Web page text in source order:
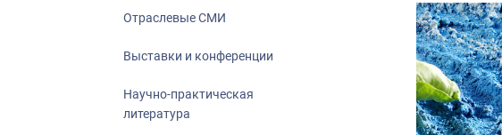
Отраслевые СМИ
Выставки и конференции
Научно-практическая
литература